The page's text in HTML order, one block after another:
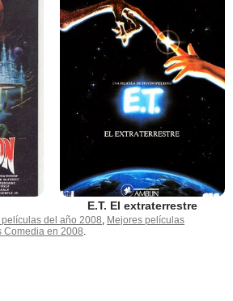
E.T. El extraterrestre
películas del año 2008, Mejores películas
Comedia en 2008.